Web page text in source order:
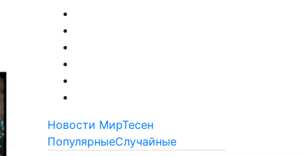
Новости МирТесен
ПопулярныеСлучайные